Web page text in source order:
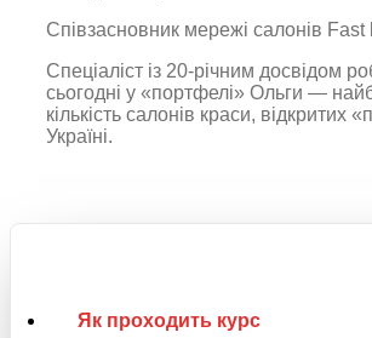
Співзасновник мережі салонів
Спеціаліст із 20-річним досвідом
сьогодні у «портфелі» Ольги —
кількість салонів краси, відкритих
Україні.
Як проходить курс